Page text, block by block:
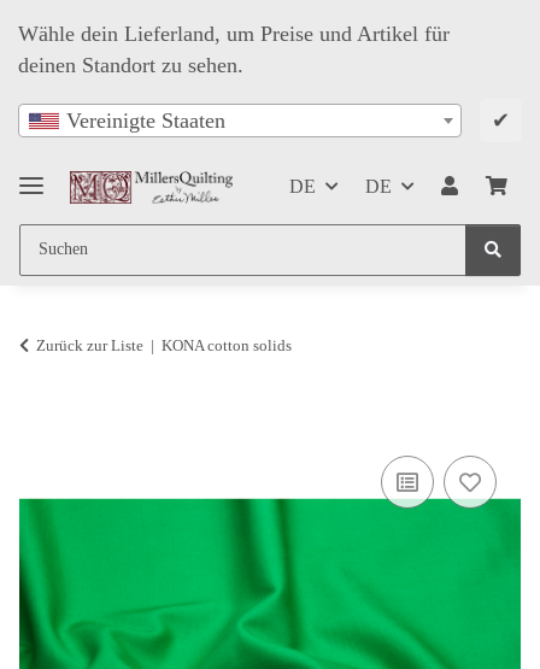
Wähle dein Lieferland, um Preise und Artikel für
deinen Standort zu sehen.
Vereinigte Staaten ✔
DE DE
Zurück zur Liste KONA cotton solids